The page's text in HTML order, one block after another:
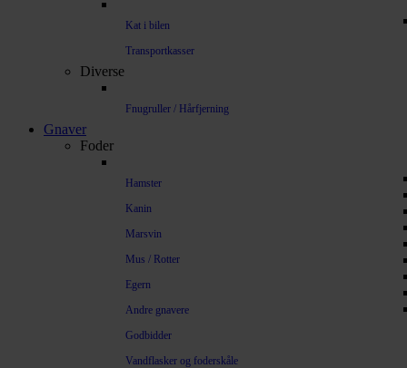
Kat i bilen
Transportkasser
Diverse
Fnugruller / Hårfjerning
Gnaver
Foder
Hamster
Kanin
Marsvin
Mus / Rotter
Egern
Andre gnavere
Godbidder
Vandflasker og foderskåle